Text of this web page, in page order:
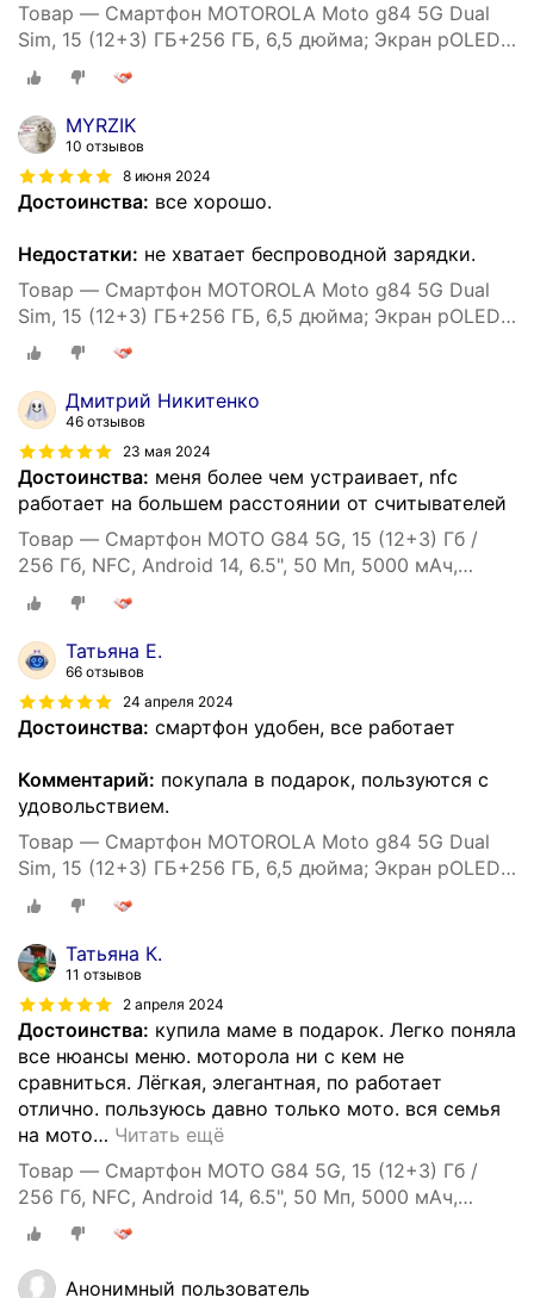
Товар — Смартфон MOTOROLA Moto g84 5G Dual
Sim, 15 (12+3) ГБ+256 ГБ, 6,5 дюйма; Экран pOLED
120 Гц, камера 50 МП OIS, голубой
MYRZIK
10 отзывов
8 июня 2024
Достоинства: все хорошо.
Недостатки: не хватает беспроводной зарядки.
Товар — Смартфон MOTOROLA Moto g84 5G Dual
Sim, 15 (12+3) ГБ+256 ГБ, 6,5 дюйма; Экран pOLED
120 Гц, камера 50 МП OIS, голубой
Дмитрий Никитенко
46 отзывов
23 мая 2024
Достоинства: меня более чем устраивает, nfc
работает на большем расстоянии от считывателей
Товар — Смартфон MOTO G84 5G, 15 (12+3) Гб /
256 Гб, NFC, Android 14, 6.5", 50 Мп, 5000 мАч,
экран pOLED, 120 Гц
Татьяна Е.
66 отзывов
24 апреля 2024
Достоинства: смартфон удобен, все работает
Комментарий: покупала в подарок, пользуются с
удовольствием.
Товар — Смартфон MOTOROLA Moto g84 5G Dual
Sim, 15 (12+3) ГБ+256 ГБ, 6,5 дюйма; Экран pOLED
120 Гц, камера 50 МП OIS, голубой
Татьяна К.
11 отзывов
2 апреля 2024
Достоинства: купила маме в подарок. Легко поняла
все нюансы меню. моторола ни с кем не
сравниться. Лёгкая, элегантная, по работает
отлично. пользуюсь давно только мото. вся семья
на мото… Читать ещё
Товар — Смартфон MOTO G84 5G, 15 (12+3) Гб /
256 Гб, NFC, Android 14, 6.5", 50 Мп, 5000 мАч,
экран pOLED, 120 Гц
Анонимный пользователь